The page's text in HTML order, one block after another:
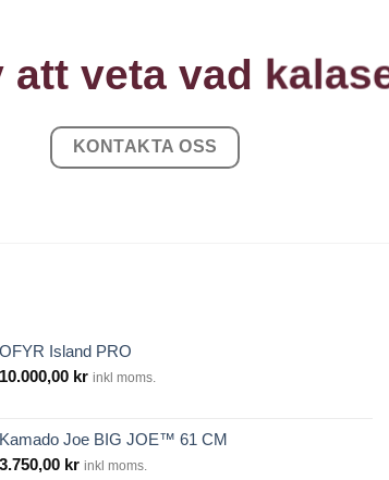
att veta vad
KONTAKTA OSS
OFYR Island PRO
10.000,00 kr inkl moms.
Kamado Joe BIG JOE™ 61 CM
3.750,00 kr inkl moms.